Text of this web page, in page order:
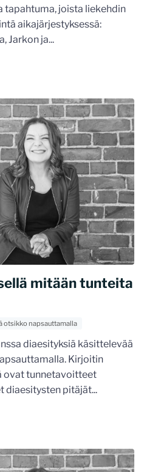
tapahtuma, joista liekehdin
aikajärjestyksessä:
Jarkon ja...
mitään tunteita
otsikko napsauttamalla
diaesityksiä käsittelevää
Kirjoitin
ovat tunnetavoitteet
diaesitysten pitäjät...